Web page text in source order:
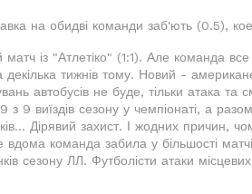
на обидві команди заб'ють (0.5),
із "Атлетіко" (1:1). Але команда все
декілька тижнів тому. Новий -
автобусів не буде, тільки атака та
з 9 виїздів сезону у чемпіонаті, а
Дірявий захист. І жодних причин,
команда забила у більшості
сезону ЛЛ. Футболісти атаки